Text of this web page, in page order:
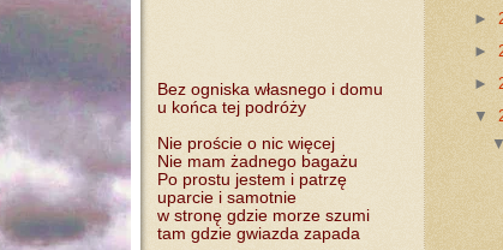
Bez ogniska własnego i domu
u końca tej podróży
Nie proście o nic więcej
Nie mam żadnego bagażu
Po prostu jestem i patrzę
uparcie i samotnie
w stronę gdzie morze szumi
tam gdzie gwiazda zapada
►
►
►
▼